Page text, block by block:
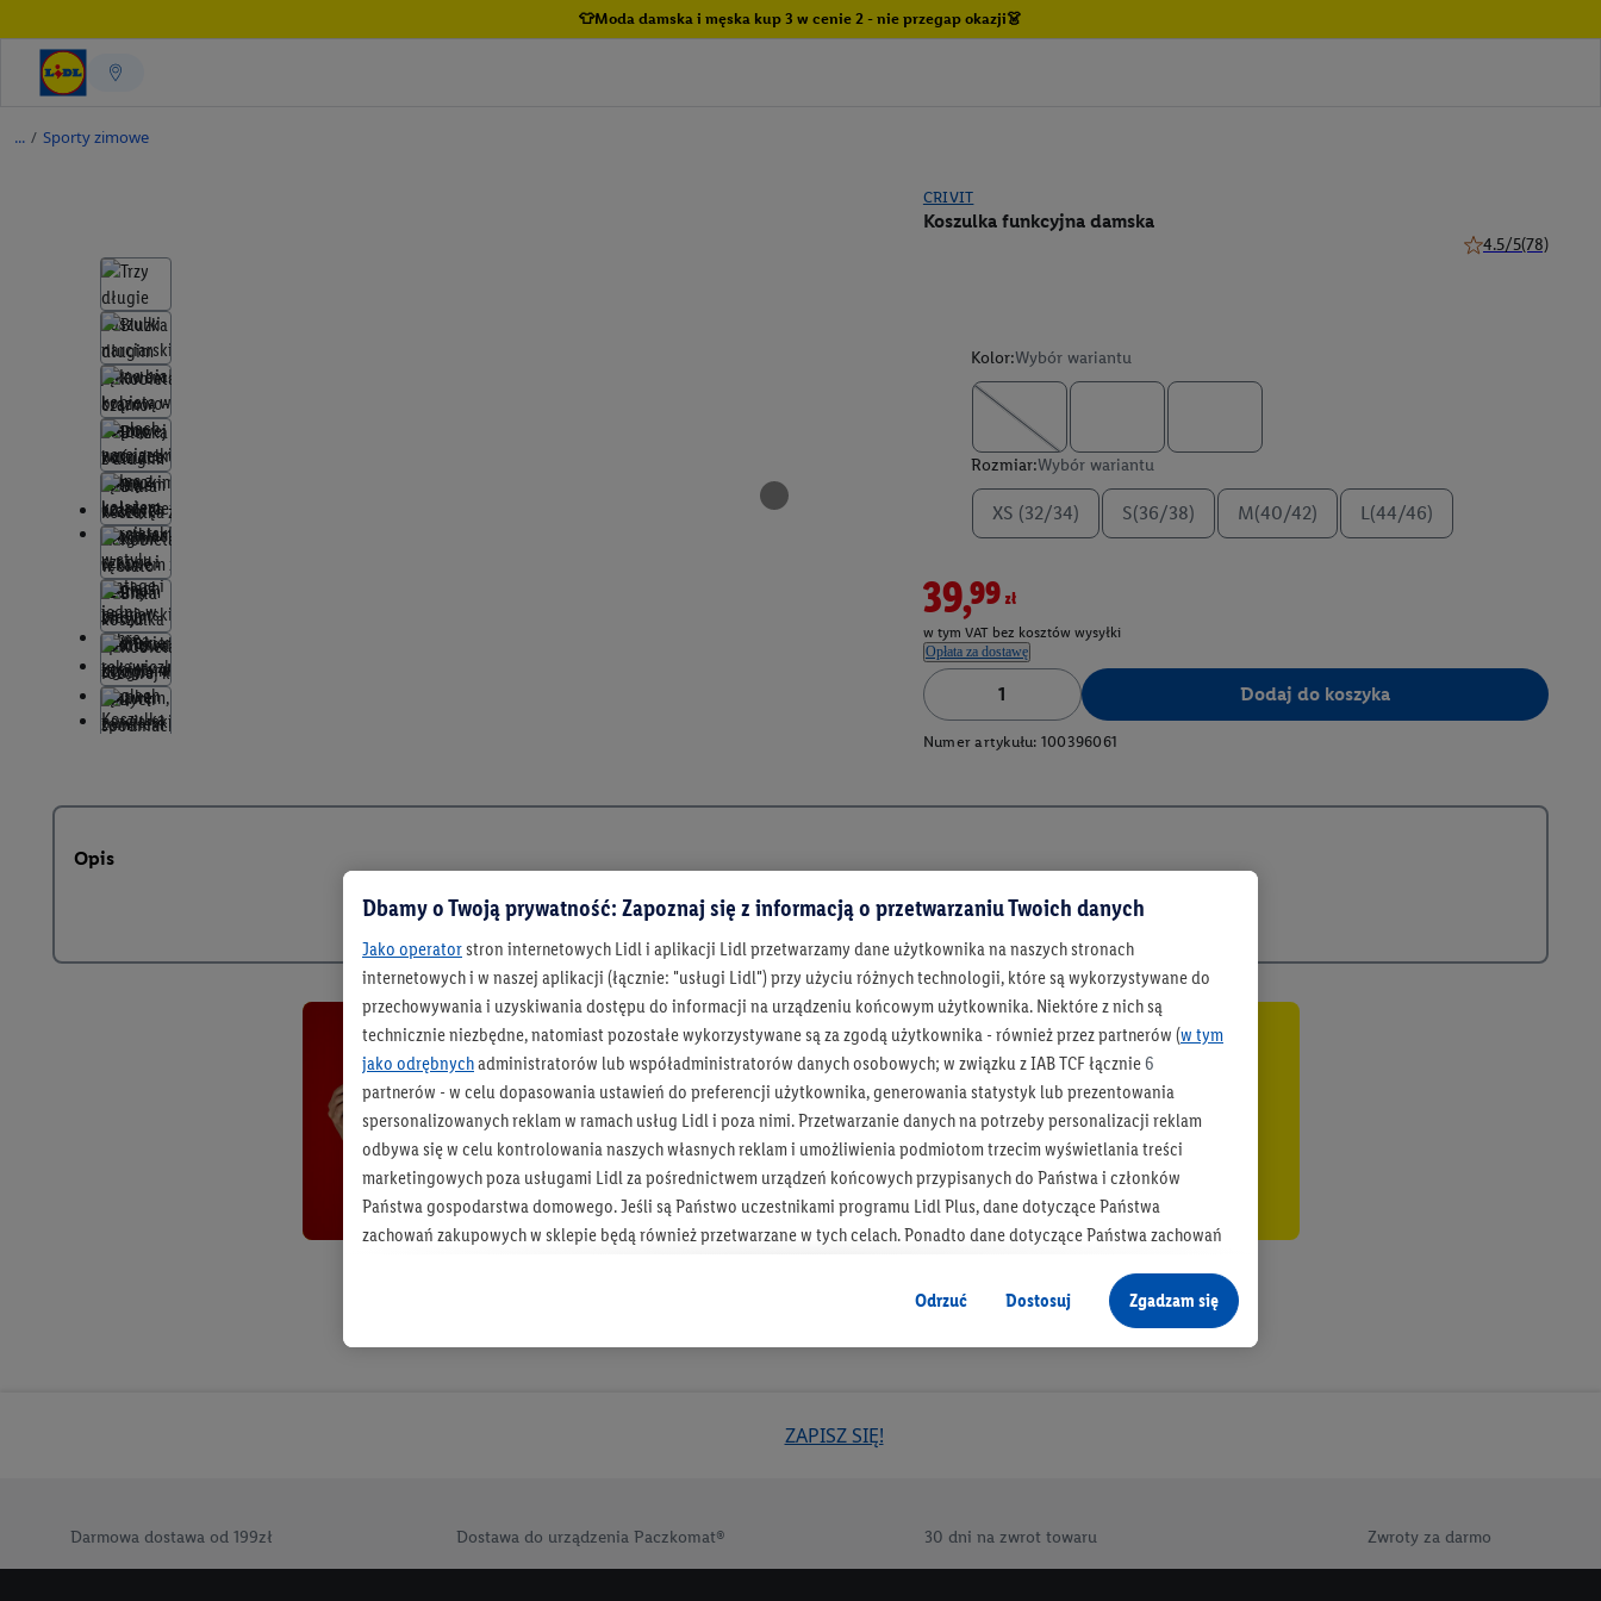
👕Moda damska i męska kup 3 w cenie 2 - nie przegap okazji👗
/ Sporty zimowe
CRIVIT
Koszulka funkcyjna damska
4.5/5(78)
Kolor:Wybór wariantu
Rozmiar:Wybór wariantu
XS (32/34) S(36/38) M(40/42) L(44/46)
39,99zł
w tym VAT bez kosztów wysyłki
Opłata za dostawę
Dodaj do koszyka
Numer artykułu: 100396061
Opis
Bądź na bieżąco
Otrzymuj newsletter Lidla
Zapisz się!
ZAPISZ SIĘ!
Darmowa dostawa od 199zł Dostawa do urządzenia Paczkomat® 30 dni na zwrot towaru Zwroty za darmo
Dbamy o Twoją prywatność: Zapoznaj się z informacją o przetwarzaniu Twoich danych
Jako operatorstron internetowych Lidl i aplikacji Lidl przetwarzamy dane użytkownika na naszych stronach
internetowych i w naszej aplikacji (łącznie: "usługi Lidl") przy użyciu różnych technologii, które są wykorzystywane do
przechowywania i uzyskiwania dostępu do informacji na urządzeniu końcowym użytkownika. Niektóre z nich są
technicznie niezbędne, natomiast pozostałe wykorzystywane są za zgodą użytkownika - również przez partnerów (w tym
jako odrębnychadministratorów lub współadministratorów danych osobowych; w związku z IAB TCF łącznie 6
partnerów - w celu dopasowania ustawień do preferencji użytkownika, generowania statystyk lub prezentowania
spersonalizowanych reklam w ramach usług Lidl i poza nimi. Przetwarzanie danych na potrzeby personalizacji reklam
odbywa się w celu kontrolowania naszych własnych reklam i umożliwienia podmiotom trzecim wyświetlania treści
marketingowych poza usługami Lidl za pośrednictwem urządzeń końcowych przypisanych do Państwa i członków
Państwa gospodarstwa domowego. Jeśli są Państwo uczestnikami programu Lidl Plus, dane dotyczące Państwa
zachowań zakupowych w sklepie będą również przetwarzane w tych celach. Ponadto dane dotyczące Państwa zachowań
jako niezależny administrator danych
Tworzenie spersonalizowanych reklam opiera się na generowaniu profili, które są również wzbogacane o dane z innych
urządzenia końcowe i usługi Lidl, w tym przechowywanie lub uzyskiwanie dostępu do informacji na urządzeniach
Odrzuć Dostosuj Zgadzam się